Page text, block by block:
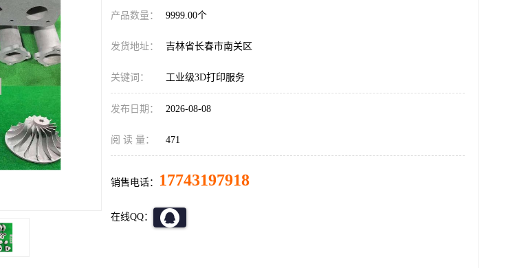
产品数量： 9999.00个
发货地址： 吉林省长春市南关区
关键词： 工业级3D打印服务
发布日期： 2026-08-08
阅 读 量： 471
销售电话： 17743197918
在线QQ：